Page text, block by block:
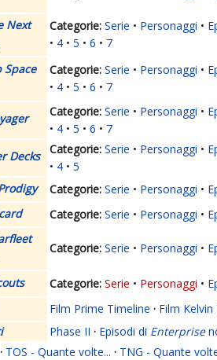
Next
Serie Personaggi
4
5 6
7
Space
Serie Personaggi
4
5 6 7
Serie Personaggi
4
5 6
7
Decks
Serie Personaggi
4
5
Serie Personaggi
Serie Personaggi
Serie Personaggi
Serie Personaggi
Film Prime Timeline · Film
Phase II · Episodi di Enterprise
· TOS - Quante volte... · TNG - Quante